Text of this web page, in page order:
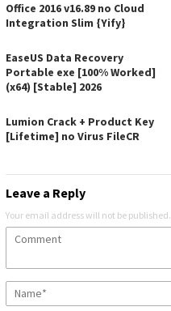
Office 2016 v16.89 no Cloud
Integration Slim {Yify}
EaseUS Data Recovery
Portable exe [100% Worked]
(x64) [Stable] 2026
Lumion Crack + Product Key
[Lifetime] no Virus FileCR
Leave a Reply
Your email address will not be published.